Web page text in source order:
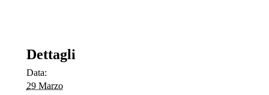
Dettagli
Data:
29 Marzo